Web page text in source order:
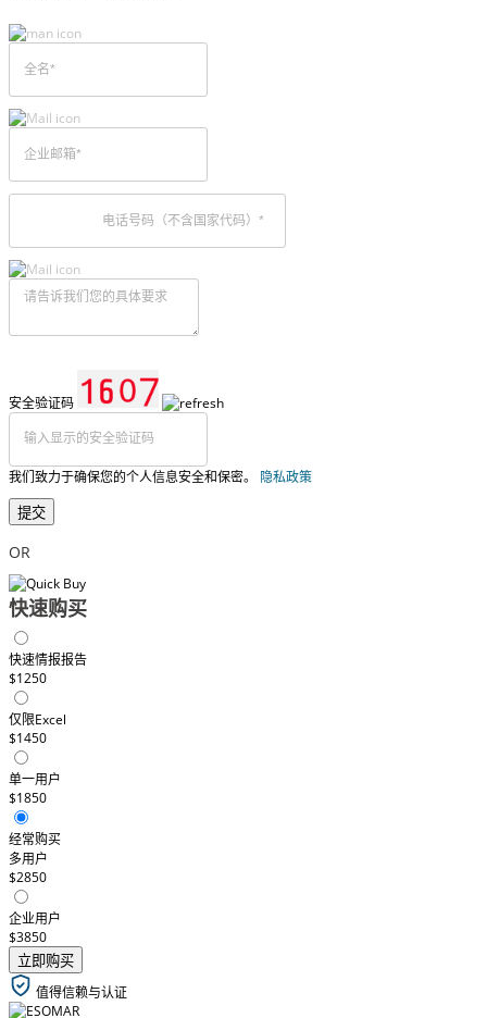
安全验证码
我们致力于确保您的个人信息安全和保密。 隐私政策
提交
OR
快速购买
快速情报报告
$1250
仅限Excel
$1450
单一用户
$1850
经常购买
多用户
$2850
企业用户
$3850
立即购买
值得信赖与认证